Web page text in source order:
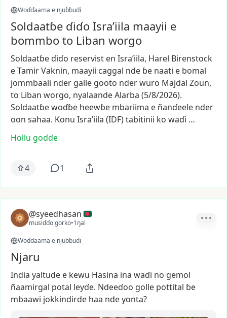
Woɗɗaama e njuɓɓudi
Soldaatɓe ɗiɗo Isra’iila maayii e
bommbo to Liban worgo
Soldaatɓe ɗiɗo reservist en Isra’iila, Harel Birenstock
eTamirVaknin, maayii caggal nde ɓe naati e bomal
jommbaali nder galle gooto nderwuro Majdal Zoun,
to Liban worgo, nyalaandeAlarba (5/8/2026).
Soldaatɓewoɗɓe heewɓe mbariima e ñanɗeele nder
oon sahaa. Konu Isra’iila (IDF)tabitinii ko waɗi …
Hollu goɗɗe
4 1
@syeedhasan
musiɗɗo gorko•1ŋal
Woɗɗaama e njuɓɓudi
Njaru
India yaltude e kewu Hasina ina waɗi no gemol
ñaamirgal potal leyɗe. Ndeeɗoo golle pottital ɓe
mbaawi jokkindirde haa ndeyonta?